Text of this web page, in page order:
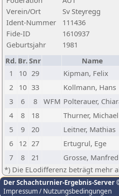
Verein/Ort
Sv Steyregg
Ident-Nummer
111436
Fide-ID
1610937
Geburtsjahr
1981
Rd. Br.Snr Name
1
10 29 Kipman, Felix
2
10 33 Kollmann, Hans
3
6 8 WFM Polterauer,
4
8 18 Thurner, Michael
5
9 20 Leitner, Mathias
6
12 27 Ertugrul, Ege
7
8 21 Grosse, Manfred
*) Die ELodifferenz beträgt mehr
Der Schachturnier-Ergebnis-Server
Impressum / Nutzungsbedingungen